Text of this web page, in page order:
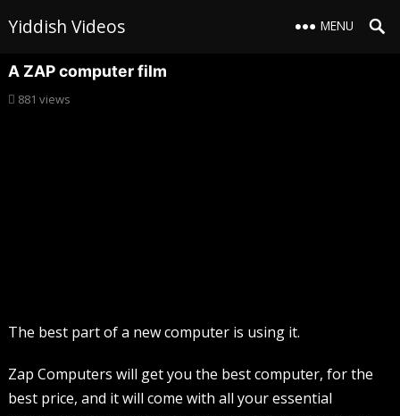
Yiddish Videos MENU
A ZAP computer film
881 views
The best part of a new computer is using it.
Zap Computers will get you the best computer, for the
best price, and it will come with all your essential